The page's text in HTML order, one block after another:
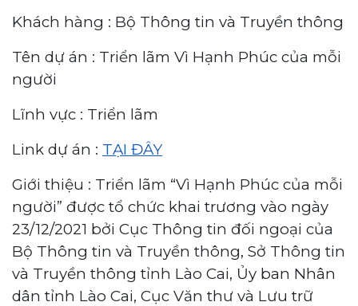
Khách hàng : Bộ Thông tin và Truyền thông
Tên dự án : Triển lãm Vì Hạnh Phúc của mỗi
người
Lĩnh vực : Triển lãm
Link dự án : TẠI ĐÂY
Giới thiệu : Triển lãm “Vì Hạnh Phúc của mỗi
người” được tổ chức khai trương vào ngày
23/12/2021 bởi Cục Thông tin đối ngoại của
Bộ Thông tin và Truyền thông, Sở Thông tin
và Truyền thông tỉnh Lào Cai, Ủy ban Nhân
dân tỉnh Lào Cai, Cục Văn thư và Lưu trữ